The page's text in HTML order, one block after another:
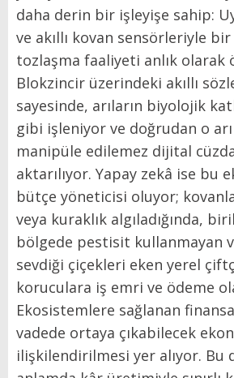
daha derin bir işleyişe sahip:
ve akıllı kovan sensörleriyle
tozlaşma faaliyeti anlık olarak
Blokzincir üzerindeki akıllı
sayesinde, arıların biyolojik
gibi işleniyor ve doğrudan o
manipüle edilemez dijital
aktarılıyor. Yapay zekâ ise bu
bütçe yöneticisi oluyor;
veya kuraklık algıladığında,
bölgede pestisit kullanmayan
sevdiği çiçekleri eken yerel
koruculara iş emri ve ödeme
Ekosistemlere sağlanan
vadede ortaya çıkabilecek
ilişkilendirilmesi yer alıyor. Bu